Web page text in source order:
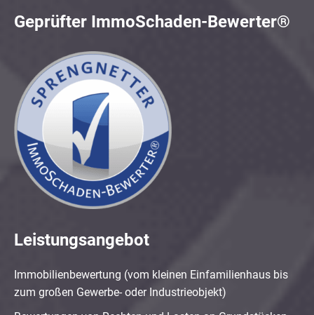
Geprüfter ImmoSchaden-Bewerter®
Leistungsangebot
Immobilienbewertung (vom kleinen Einfamilienhaus bis
zum großen Gewerbe- oder Industrieobjekt)